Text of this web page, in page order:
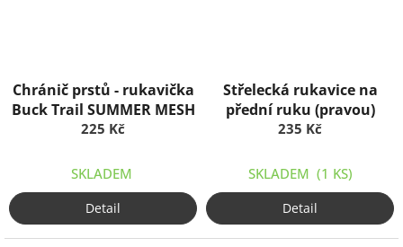
Chránič prstů - rukavička
Buck Trail SUMMER MESH
225 Kč
SKLADEM
Detail
Střelecká rukavice na
přední ruku (pravou)
235 Kč
SKLADEM (1 KS)
Detail